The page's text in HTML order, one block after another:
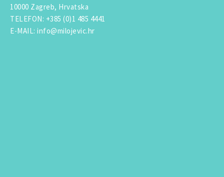
10000 Zagreb, Hrvatska
TELEFON: +385 (0)1 485 4441
E-MAIL: info@milojevic.hr